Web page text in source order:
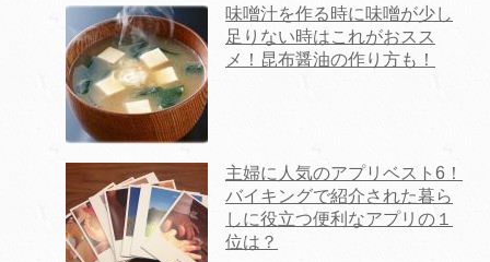
味噌汁を作る時に味噌が少し
足りない時はこれがおスス
メ！昆布醤油の作り方も！
主婦に人気のアプリベスト6！
バイキングで紹介された暮ら
しに役立つ便利なアプリの１
位は？